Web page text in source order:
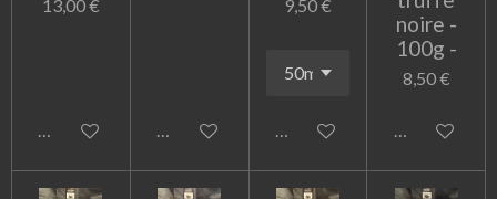
13,00 €
Ajouter au panierM'avertir si disponible
9,50 €
Ajouter au panier
noire -
100g -
8,50 €
Ajouter au